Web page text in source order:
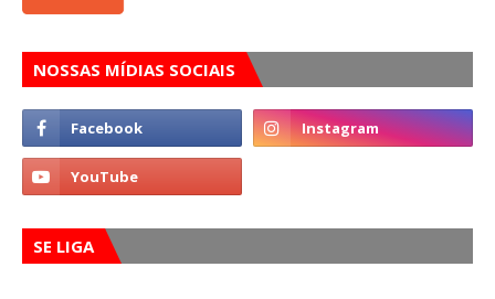
NOSSAS MÍDIAS SOCIAIS
SE LIGA